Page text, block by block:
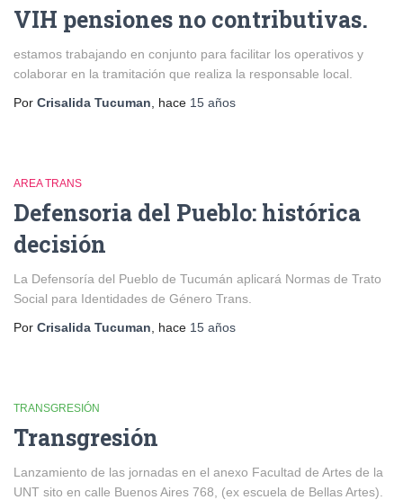
VIH pensiones no contributivas.
estamos trabajando en conjunto para facilitar los operativos y
colaborar en la tramitación que realiza la responsable local.
Por Crisalida Tucuman , hace 15 años
AREA TRANS
Defensoria del Pueblo: histórica
decisión
La Defensoría del Pueblo de Tucumán aplicará Normas de Trato
Social para Identidades de Género Trans.
Por Crisalida Tucuman , hace 15 años
TRANSGRESIÓN
Transgresión
Lanzamiento de las jornadas en el anexo Facultad de Artes de la
UNT sito en calle Buenos Aires 768, (ex escuela de Bellas Artes).